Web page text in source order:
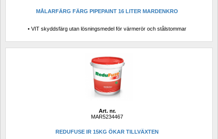
MÅLARFÄRG FÄRG PIPEPAINT 16 LITER MARDENKRO
• VIT skyddsfärg utan lösningsmedel för värmerör och stålstommar
Art. nr.
MAR5234467
REDUFUSE IR 15KG ÖKAR TILLVÄXTEN